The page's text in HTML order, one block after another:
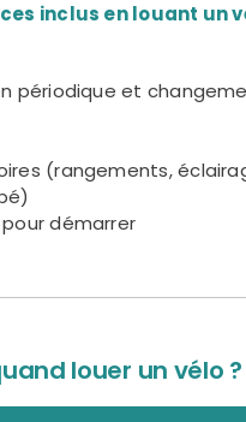
inclus en louant un
périodique et
(rangements,
pour démarrer
louer un vélo ?